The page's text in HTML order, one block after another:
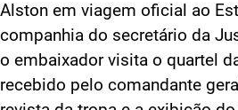
Alston em viagem oficial ao
companhia do secretário da
o embaixador visita o quartel
recebido pelo comandante